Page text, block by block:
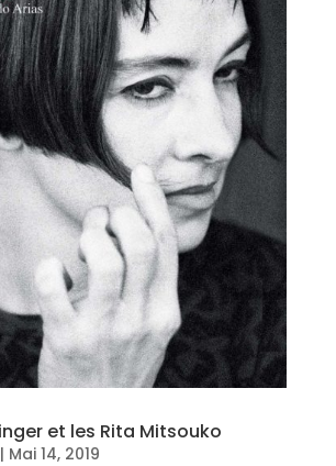
et les Rita Mitsouko
| Mai 14, 2019